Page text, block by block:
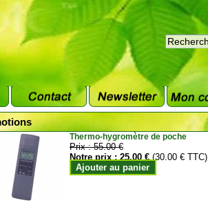
Thermo-hygromètre de poche
Prix :55.00 €
Notre prix :25.00 € (30.00 € TTC)
Ajouter au panier